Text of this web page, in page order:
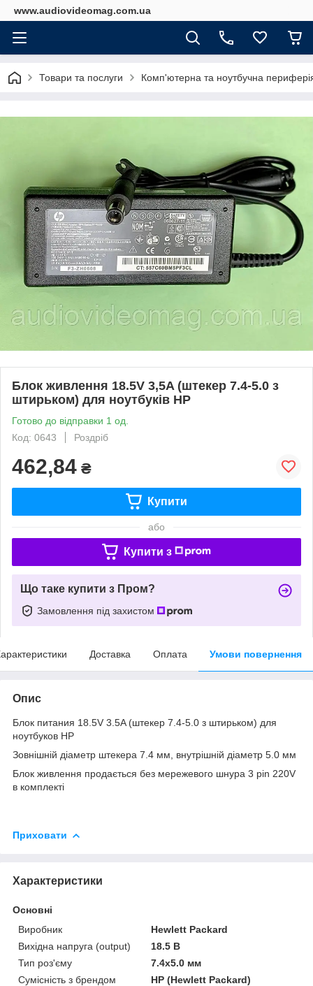
www.audiovideomag.com.ua
Товари та послуги Комп'ютерна та ноутбучна
Блок живлення 18.5V 3,5A (штекер 7.4-5.0 з
штирьком) для ноутбуків НР
Готово до відправки 1 од.
Код: 0643
Роздріб
462,84 ₴
Купити
або
Купити з
Що таке купити з Пром?
Замовлення під захистом
Доставка Оплата Умови повернення
Опис
Блок питания 18.5V 3.5A (штекер 7.4-5.0 з штирьком) для
ноутбуков НР
Зовнішній діаметр штекера 7.4 мм, внутрішній діаметр 5.0 мм
Блок живлення продається без мережевого шнура 3 pin 220V
в комплекті
Приховати
Характеристики
Основні
Виробник
Hewlett Packard
Вихідна напруга (output)
18.5 В
Тип роз'єму
7.4x5.0 мм
Сумісність з брендом
HP (Hewlett Packard)